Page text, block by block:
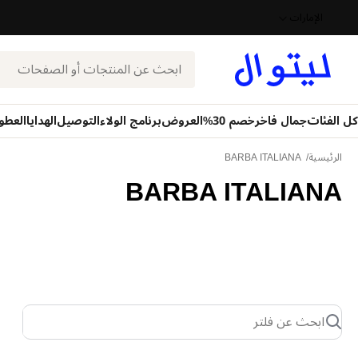
بحث
كل الفئاتجمال فاخرخصم 30% العروضبرنامج الولاءالتوصيلالهدايا
الرئيسية BARBA ITALIANA
BARBA ITALIANA
ابحث عن فلتر